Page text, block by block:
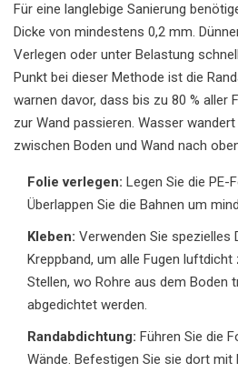
Für eine langlebige Sanierung
Dicke von mindestens 0,2 mm.
Verlegen oder unter Belastung
Punkt bei dieser Methode ist die
warnen davor, dass bis zu 80 % aller
zur Wand passieren. Wasser
zwischen Boden und Wand nach
Folie verlegen: Legen Sie die PE-
Überlappen Sie die Bahnen um
Kleben: Verwenden Sie spezielles
Kreppband, um alle Fugen
Stellen, wo Rohre aus dem Boden
abgedichtet werden.
Randabdichtung: Führen Sie die
Wände. Befestigen Sie sie dort